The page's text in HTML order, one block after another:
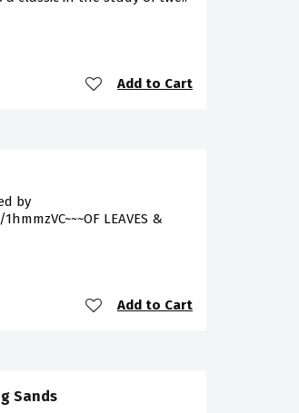
Add to Cart
by
LEAVES &
Add to Cart
Sands